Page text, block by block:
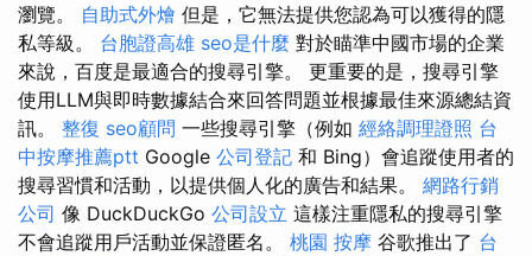
瀏覽。 自助式外燴 但是，它無法提供您認為可以獲得的隱
私等級。 台胞證高雄 seo是什麼 對於瞄準中國市場的企業
來說，百度是最適合的搜尋引擎。 更重要的是，搜尋引擎
使用LLM與即時數據結合來回答問題並根據最佳來源總結資
訊。 整復 seo顧問 一些搜尋引擎（例如 經絡調理證照 台
中按摩推薦ptt Google 公司登記 和 Bing）會追蹤使用者的
搜尋習慣和活動，以提供個人化的廣告和結果。 網路行銷
公司 像 DuckDuckGo 公司設立 這樣注重隱私的搜尋引擎
不會追蹤用戶活動並保證匿名。 桃園 按摩 谷歌推出了 台